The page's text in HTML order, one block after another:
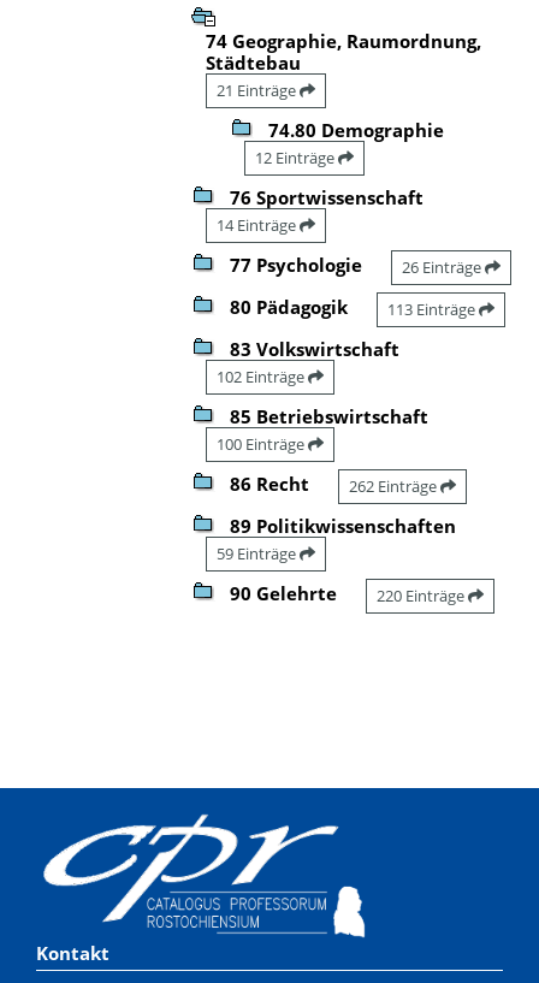
74 Geographie, Raumordnung,
Städtebau
21 Einträge
74.80 Demographie
12 Einträge
76 Sportwissenschaft
14 Einträge
77 Psychologie 26 Einträge
80 Pädagogik 113 Einträge
83 Volkswirtschaft
102 Einträge
85 Betriebswirtschaft
100 Einträge
86 Recht 262 Einträge
89 Politikwissenschaften
59 Einträge
90 Gelehrte 220 Einträge
Kontakt